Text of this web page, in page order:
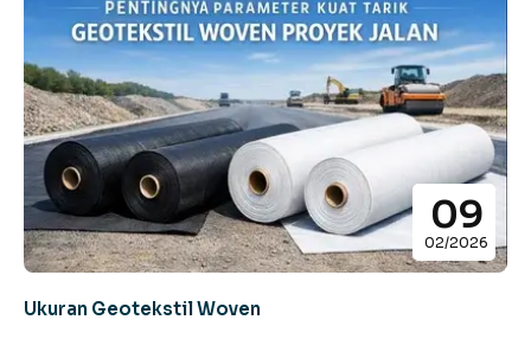
09
02/2026
Ukuran Geotekstil Woven